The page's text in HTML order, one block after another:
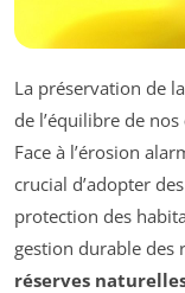
La préservation de la
de l’équilibre de nos
Face à l’érosion
crucial d’adopter des
protection des
gestion durable des
réserves